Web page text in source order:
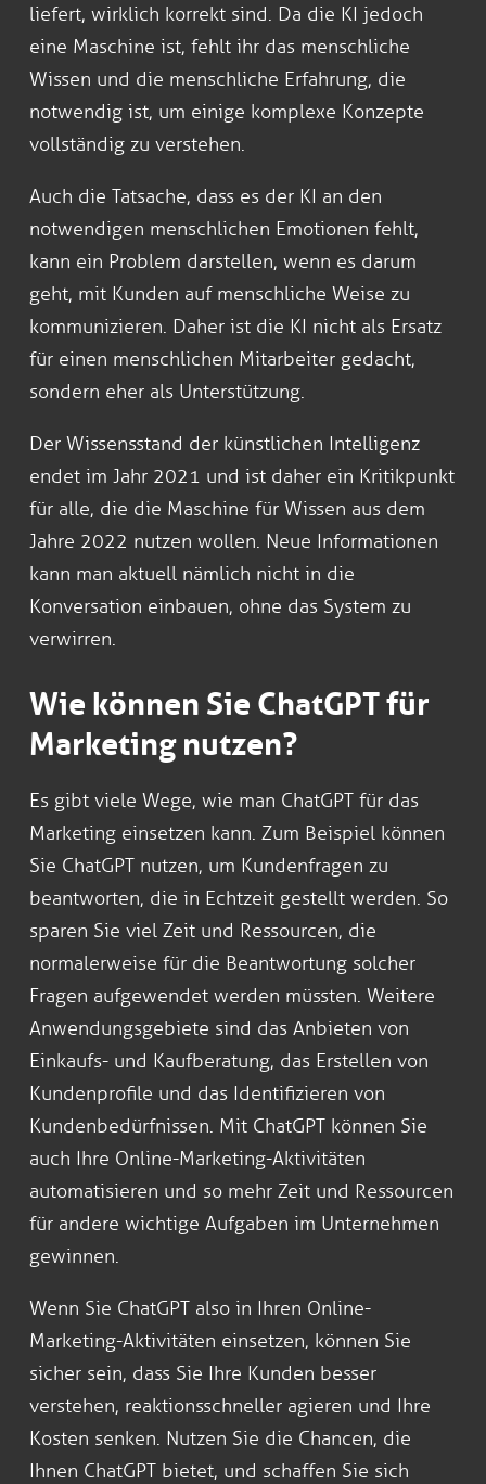
liefert, wirklich korrekt sind. Da die KI jedoch
eine Maschine ist, fehlt ihr das menschliche
Wissen und die menschliche Erfahrung, die
notwendig ist, um einige komplexe Konzepte
vollständig zu verstehen.
Auch die Tatsache, dass es der KI an den
notwendigen menschlichen Emotionen fehlt,
kann ein Problem darstellen, wenn es darum
geht, mit Kunden auf menschliche Weise zu
kommunizieren. Daher ist die KI nicht als Ersatz
für einen menschlichen Mitarbeiter gedacht,
sondern eher als Unterstützung.
Der Wissensstand der künstlichen Intelligenz
endet im Jahr 2021 und ist daher ein Kritikpunkt
für alle, die die Maschine für Wissen aus dem
Jahre 2022 nutzen wollen. Neue Informationen
kann man aktuell nämlich nicht in die
Konversation einbauen, ohne das System zu
verwirren.
Wie können Sie ChatGPT für
Marketing nutzen?
Es gibt viele Wege, wie man ChatGPT für das
Marketing einsetzen kann. Zum Beispiel können
Sie ChatGPT nutzen, um Kundenfragen zu
beantworten, die in Echtzeit gestellt werden. So
sparen Sie viel Zeit und Ressourcen, die
normalerweise für die Beantwortung solcher
Fragen aufgewendet werden müssten. Weitere
Anwendungsgebiete sind das Anbieten von
Einkaufs- und Kaufberatung, das Erstellen von
Kundenprofile und das Identifizieren von
Kundenbedürfnissen. Mit ChatGPT können Sie
auch Ihre Online-Marketing-Aktivitäten
automatisieren und so mehr Zeit und Ressourcen
für andere wichtige Aufgaben im Unternehmen
gewinnen.
Wenn Sie ChatGPT also in Ihren Online-
Marketing-Aktivitäten einsetzen, können Sie
sicher sein, dass Sie Ihre Kunden besser
verstehen, reaktionsschneller agieren und Ihre
Kosten senken. Nutzen Sie die Chancen, die
Ihnen ChatGPT bietet, und schaffen Sie sich